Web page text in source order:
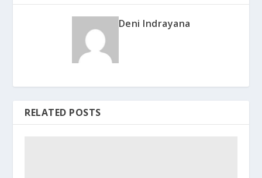
Deni Indrayana
RELATED POSTS